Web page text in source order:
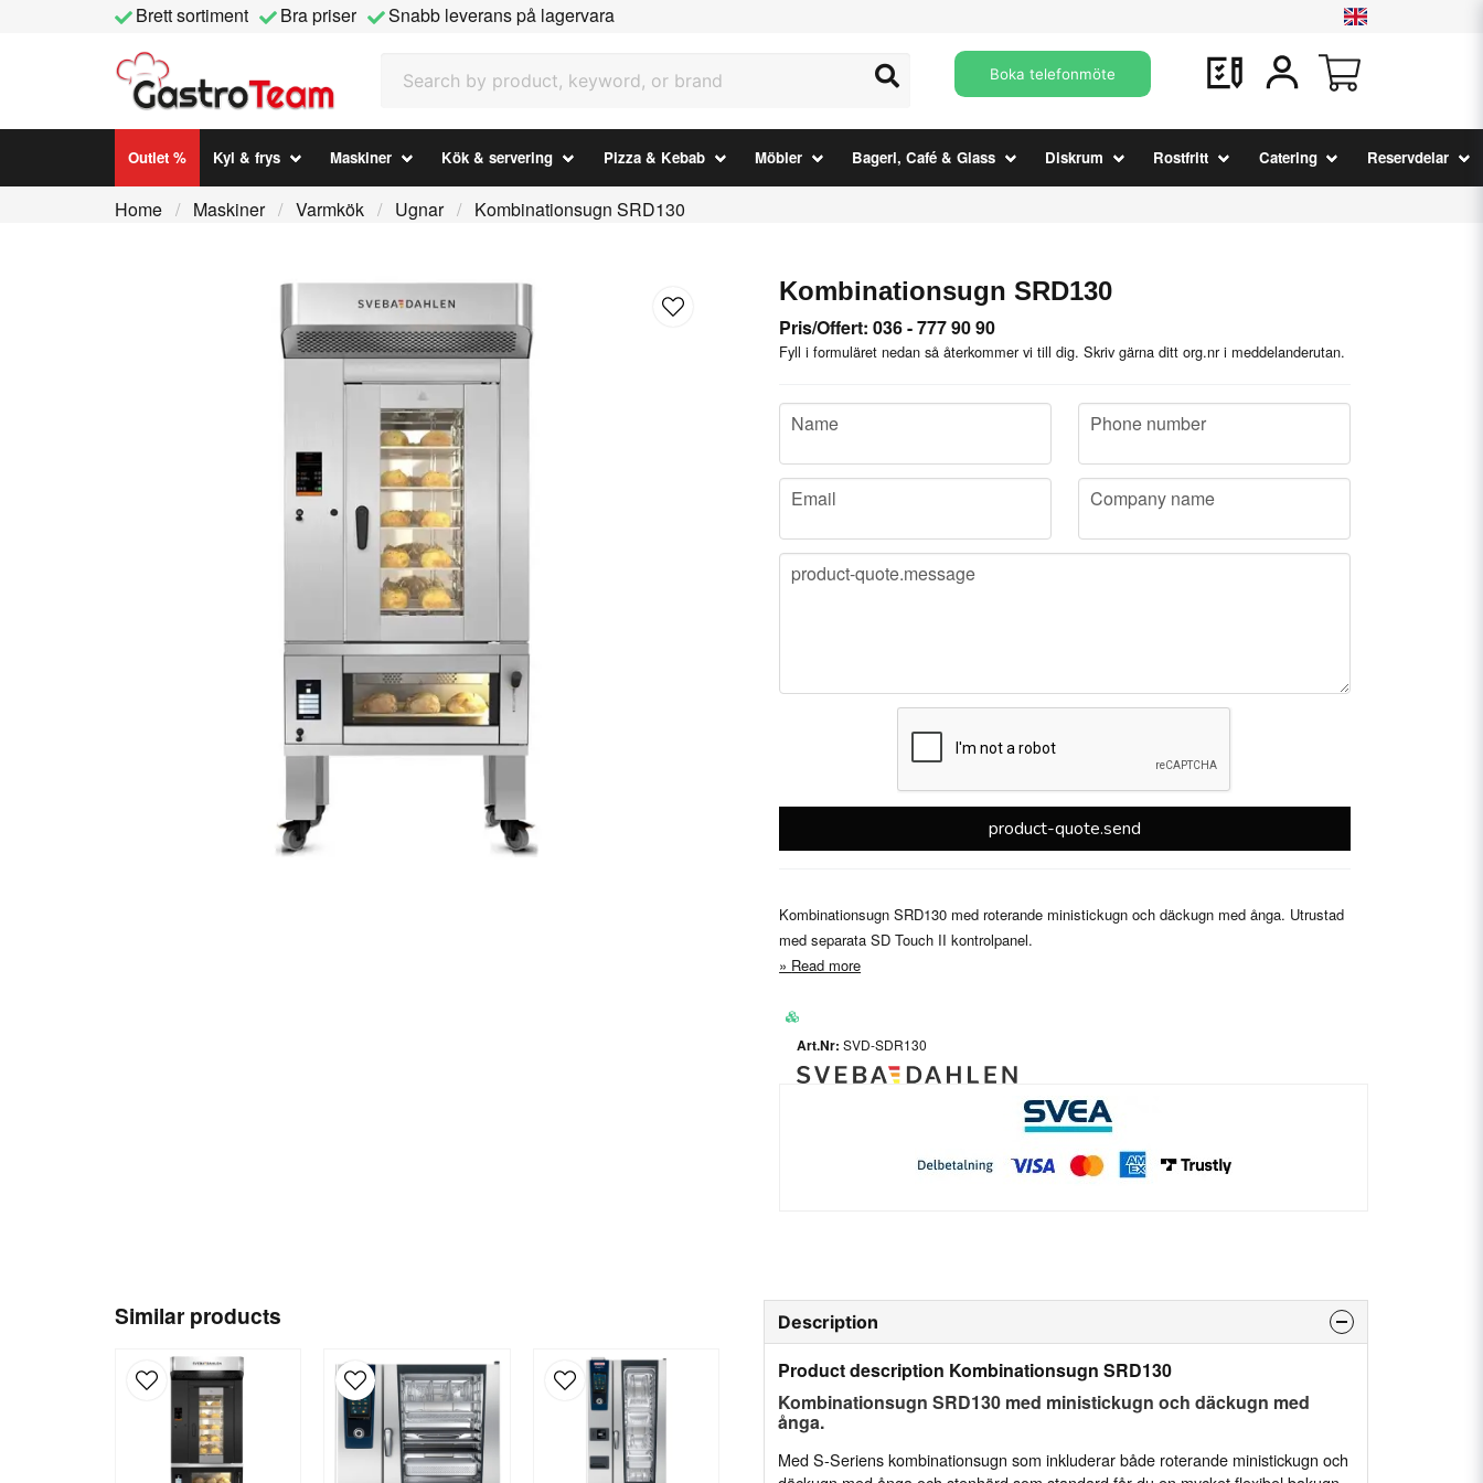
Brett sortiment Bra priser
Snabb leverans på lagervara
Boka telefonmöte
Outlet % Kyl & frys Maskiner Kök & servering Pizza & Kebab Möbler Bageri, Café & Glass Diskrum Rostfritt Catering Reservdelar
Home Maskiner Varmkök Ugnar Kombinationsugn SRD130
Kombinationsugn SRD130
Pris/Offert: 036 - 777 90 90
Fyll i formuläret nedan så återkommer vi till dig. Skriv gärna ditt org.nr i meddelanderutan.
name
Name
email
Email
phone
Phone number
company
Company name
message
product-quote.message
product-quote.send
Kombinationsugn SRD130 med roterande ministickugn och däckugn med ånga. Utrustad
med separata SD Touch II kontrolpanel.
Read more
SVD-SDR130
Similar products Description
Product description Kombinationsugn SRD130
Kombinationsugn SRD130 med ministickugn och däckugn med
ånga.
Med S-Seriens kombinationsugn som inkluderar både roterande ministickugn och